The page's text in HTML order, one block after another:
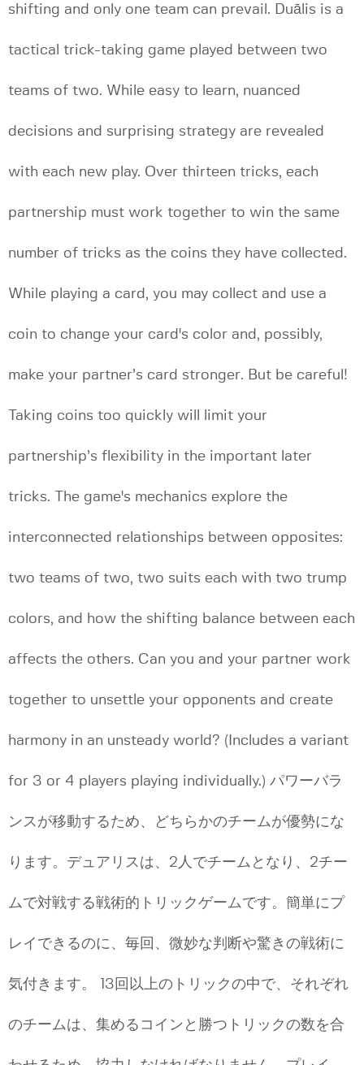
shifting and only one team can prevail. Duālis is a
tactical trick-taking game played between two
teams of two. While easy to learn, nuanced
decisions and surprising strategy are revealed
with each new play. Over thirteen tricks, each
partnership must work together to win the same
number of tricks as the coins they have collected.
While playing a card, you may collect and use a
coin to change your card's color and, possibly,
make your partner’s card stronger. But be careful!
Taking coins too quickly will limit your
partnership’s flexibility in the important later
tricks. The game's mechanics explore the
interconnected relationships between opposites:
two teams of two, two suits each with two trump
colors, and how the shifting balance between each
affects the others. Can you and your partner work
together to unsettle your opponents and create
harmony in an unsteady world? (Includes a variant
for 3 or 4 players playing individually.) パワーバラ
ンスが移動するため、どちらかのチームが優勢にな
ります。デュアリスは、2人でチームとなり、2チー
ムで対戦する戦術的トリックゲームです。簡単にプ
レイできるのに、毎回、微妙な判断や驚きの戦術に
気付きます。 13回以上のトリックの中で、それぞれ
のチームは、集めるコインと勝つトリックの数を合